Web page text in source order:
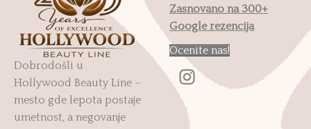
Dobrodošli u
Hollywood Beauty Line –
mesto gde lepota postaje
umetnost, a negovanje
Zasnovano na 300+
Google rezencija
Ocenite nas!